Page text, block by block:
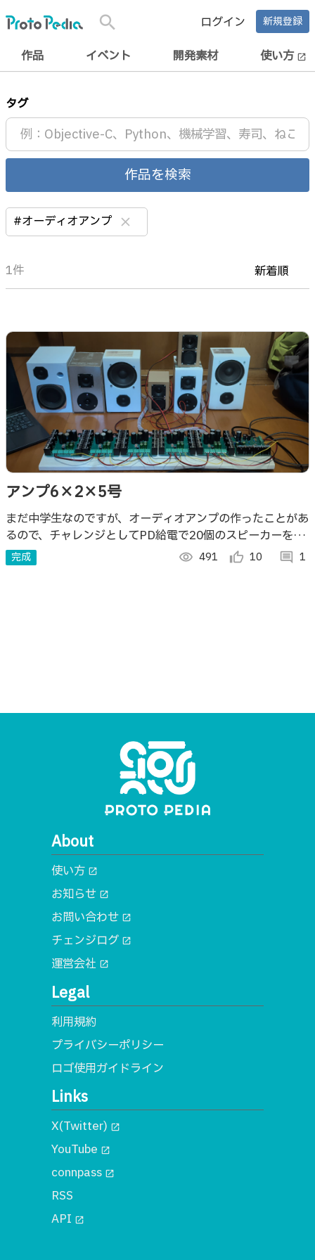
search ログイン 新規登録
作品 イベント 開発素材 使い方 open_in_new
タグ
作品を検索
#オーディオアンプ clear
1件 新着順
アンプ6×2×5号
まだ中学生なのですが、オーディオアンプの作ったことがあ
るので、チャレンジとしてPD給電で20個のスピーカーを駆
動できるAB級アンプを作成しました。
完成 visibility 491 thumb_up_alt 10 comment 1
About
使い方 open_in_new
お知らせ open_in_new
お問い合わせ open_in_new
チェンジログ open_in_new
運営会社 open_in_new
Legal
利用規約
プライバシーポリシー
ロゴ使用ガイドライン
Links
X(Twitter) open_in_new
YouTube open_in_new
connpass open_in_new
RSS
API open_in_new